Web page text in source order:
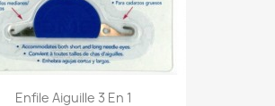
Enfile Aiguille 3 En 1